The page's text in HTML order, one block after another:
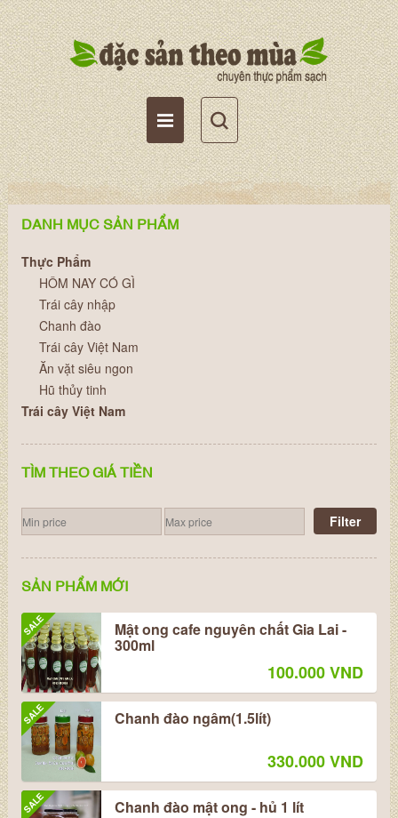
DANH MỤC SẢN PHẨM
Thực Phẩm
HÔM NAY CÓ GÌ
Trái cây nhập
Chanh đào
Trái cây Việt Nam
Ăn vặt siêu ngon
Hũ thủy tinh
Trái cây Việt Nam
TÌM THEO GIÁ TIỀN
Filter
SẢN PHẨM MỚI
SALE Mật ong cafe nguyên chất Gia Lai -
300ml
100.000 VND
SALE Chanh đào ngâm(1.5lít)
330.000 VND
SALE Chanh đào mật ong - hủ 1 lít
Tài khoản
Giỏ hàng
Wishlist